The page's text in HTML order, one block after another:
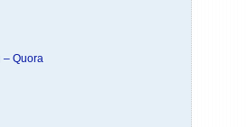
– Quora